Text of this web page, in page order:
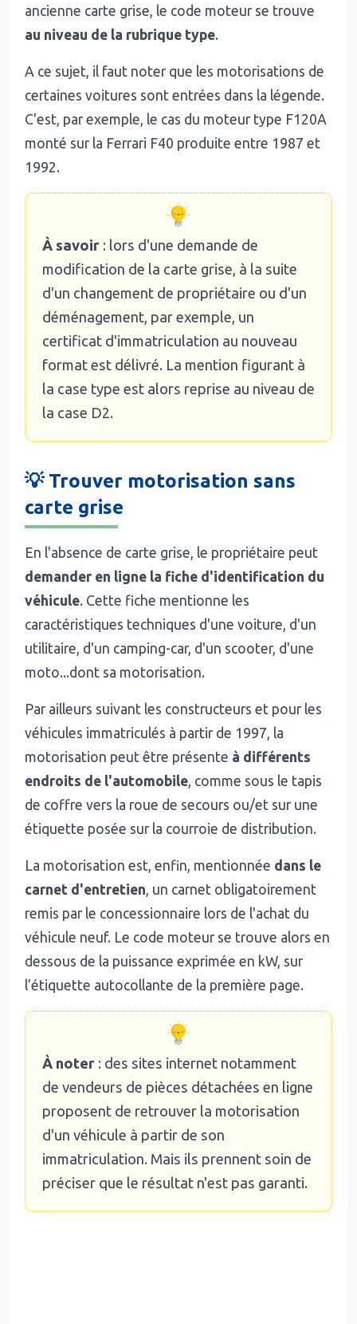
ancienne carte grise, le code moteur se trouve
au niveau de la rubrique type.
A ce sujet, il faut noter que les motorisations de
certaines voitures sont entrées dans la légende.
C'est, par exemple, le cas du moteur type F120A
monté sur la Ferrari F40 produite entre 1987 et
1992.
À savoir : lors d'une demande de
modification de la carte grise, à la suite
d'un changement de propriétaire ou d'un
déménagement, par exemple, un
certificat d'immatriculation au nouveau
format est délivré. La mention figurant à
la case type est alors reprise au niveau de
la case D2.
💡 Trouver motorisation sans
carte grise
En l'absence de carte grise, le propriétaire peut
demander en ligne la fiche d'identification du
véhicule. Cette fiche mentionne les
caractéristiques techniques d'une voiture, d'un
utilitaire, d'un camping-car, d'un scooter, d'une
moto...dont sa motorisation.
Par ailleurs suivant les constructeurs et pour les
véhicules immatriculés à partir de 1997, la
motorisation peut être présente à différents
endroits de l'automobile , comme sous le tapis
de coffre vers la roue de secours ou/et sur une
étiquette posée sur la courroie de distribution.
La motorisation est, enfin, mentionnée dans le
carnet d'entretien , un carnet obligatoirement
remis par le concessionnaire lors de l'achat du
véhicule neuf. Le code moteur se trouve alors en
dessous de la puissance exprimée en kW, sur
l’étiquette autocollante de la première page.
À noter: des sites internet notamment
de vendeurs de pièces détachées en ligne
proposent de retrouver la motorisation
d'un véhicule à partir de son
immatriculation. Mais ils prennent soin de
préciser que le résultat n'est pas garanti.